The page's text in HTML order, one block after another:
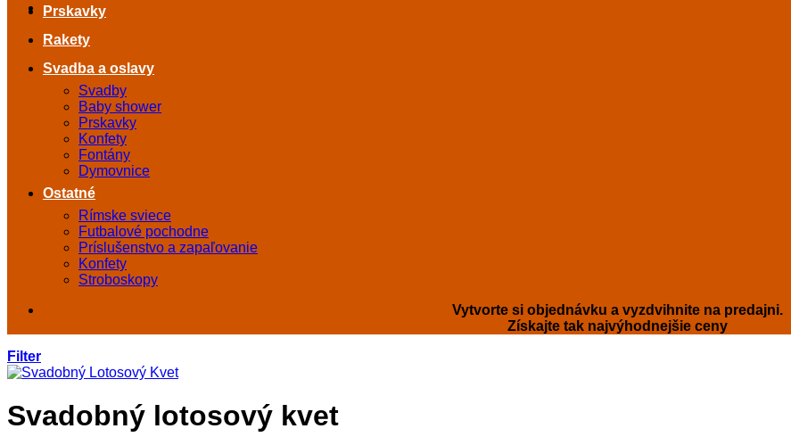
Prskavky
Rakety
Svadba a oslavy
Svadby
Baby shower
Prskavky
Konfety
Fontány
Dymovnice
Ostatné
Rímske sviece
Futbalové pochodne
Príslušenstvo a zapaľovanie
Konfety
Stroboskopy
Vytvorte si objednávku a vyzdvihnite na predajni.
Získajte tak najvýhodnejšie ceny
Filter
Svadobný lotosový kvet